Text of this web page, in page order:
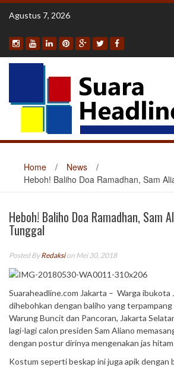
Skip
Agustus 7, 2026
Home / News
/
Heboh! Baliho Doa Ramadhan, Sam
Heboh! Baliho Doa Ramadhan, Sam
Tunggal
Posted ByRedaksion Mei 30, 2018
Suaraheadline.com Jakarta – Warga ibukota
dihebohkan dengan baliho yang terpampang
Warung Buncit dan Pancoran, Jakarta
lagi-lagi calon presiden Sam Aliano
dengan postur dirinya mengenakan jas
Kostum seperti beskap ini juga apik dengan